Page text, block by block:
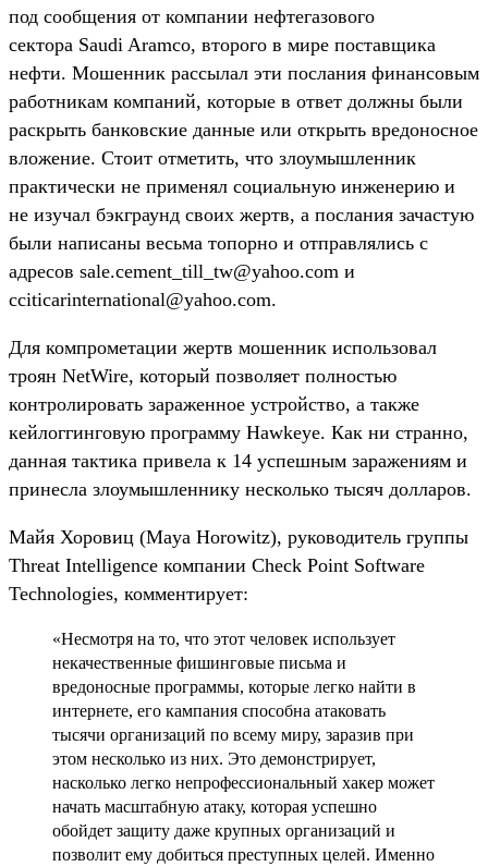
под сообщения от компании нефтегазового
сектора Saudi Aramco, второго в мире поставщика
нефти. Мошенник рассылал эти послания финансовым
работникам компаний, которые в ответ должны были
раскрыть банковские данные или открыть вредоносное
вложение. Стоит отметить, что злоумышленник
практически не применял социальную инженерию и
не изучал бэкграунд своих жертв, а послания зачастую
были написаны весьма топорно и отправлялись с
адресов sale.cement_till_tw@yahoo.com и
cciticarinternational@yahoo.com.
Для компрометации жертв мошенник использовал
троян NetWire, который позволяет полностью
контролировать зараженное устройство, а также
кейлоггинговую программу Hawkeye. Как ни странно,
данная тактика привела к 14 успешным заражениям и
принесла злоумышленнику несколько тысяч долларов.
Майя Хоровиц (Maya Horowitz), руководитель группы
Threat Intelligence компании Check Point Software
Technologies, комментирует:
«Несмотря на то, что этот человек использует
некачественные фишинговые письма и
вредоносные программы, которые легко найти в
интернете, его кампания способна атаковать
тысячи организаций по всему миру, заразив при
этом несколько из них. Это демонстрирует,
насколько легко непрофессиональный хакер может
начать масштабную атаку, которая успешно
обойдет защиту даже крупных организаций и
позволит ему добиться преступных целей. Именно